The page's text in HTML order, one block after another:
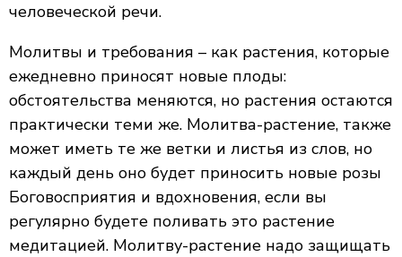
человеческой речи.
Молитвы и требования – как растения, которые
ежедневно приносят новые плоды:
обстоятельства меняются, но растения остаются
практически теми же. Молитва-растение, также
может иметь те же ветки и листья из слов, но
каждый день оно будет приносить новые розы
Боговосприятия и вдохновения, если вы
регулярно будете поливать это растение
медитацией. Молитву-растение надо защищать